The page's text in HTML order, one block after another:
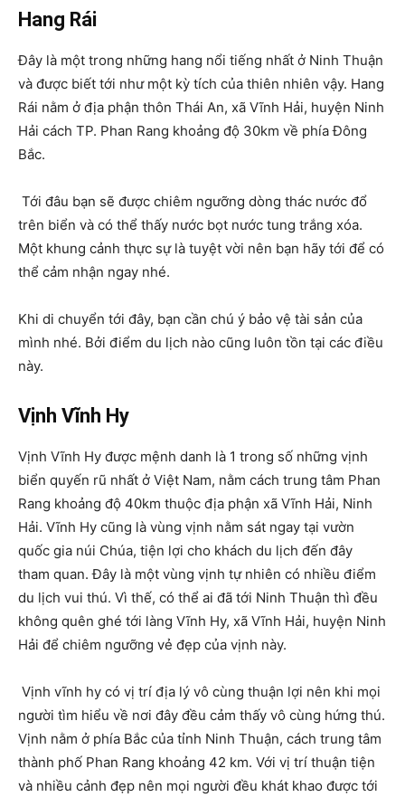
Hang Rái
Đây là một trong những hang nổi tiếng nhất ở Ninh Thuận
và được biết tới như một kỳ tích của thiên nhiên vậy. Hang
Rái nằm ở địa phận thôn Thái An, xã Vĩnh Hải, huyện Ninh
Hải cách TP. Phan Rang khoảng độ 30km về phía Đông
Bắc.
Tới đâu bạn sẽ được chiêm ngưỡng dòng thác nước đổ
trên biển và có thể thấy nước bọt nước tung trắng xóa.
Một khung cảnh thực sự là tuyệt vời nên bạn hãy tới để có
thể cảm nhận ngay nhé.
Khi di chuyển tới đây, bạn cần chú ý bảo vệ tài sản của
mình nhé. Bởi điểm du lịch nào cũng luôn tồn tại các điều
này.
Vịnh Vĩnh Hy
Vịnh Vĩnh Hy được mệnh danh là 1 trong số những vịnh
biển quyến rũ nhất ở Việt Nam, nằm cách trung tâm Phan
Rang khoảng độ 40km thuộc địa phận xã Vĩnh Hải, Ninh
Hải. Vĩnh Hy cũng là vùng vịnh nằm sát ngay tại vườn
quốc gia núi Chúa, tiện lợi cho khách du lịch đến đây
tham quan. Đây là một vùng vịnh tự nhiên có nhiều điểm
du lịch vui thú. Vì thế, có thể ai đã tới Ninh Thuận thì đều
không quên ghé tới làng Vĩnh Hy, xã Vĩnh Hải, huyện Ninh
Hải để chiêm ngưỡng vẻ đẹp của vịnh này.
Vịnh vĩnh hy có vị trí địa lý vô cùng thuận lợi nên khi mọi
người tìm hiểu về nơi đây đều cảm thấy vô cùng hứng thú.
Vịnh nằm ở phía Bắc của tỉnh Ninh Thuận, cách trung tâm
thành phố Phan Rang khoảng 42 km. Với vị trí thuận tiện
và nhiều cảnh đẹp nên mọi người đều khát khao được tới